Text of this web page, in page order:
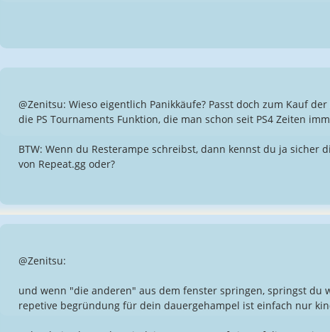
@Zenitsu: Wieso eigentlich Panikkäufe? Passt doch zum Kauf
die PS Tournaments Funktion, die man schon seit PS4 Zeiten
BTW: Wenn du Resterampe schreibst, dann kennst du ja sicher
von Repeat.gg oder?
@Zenitsu:
und wenn "die anderen" aus dem fenster springen, springst du
repetive begründung für dein dauergehampel ist einfach nur